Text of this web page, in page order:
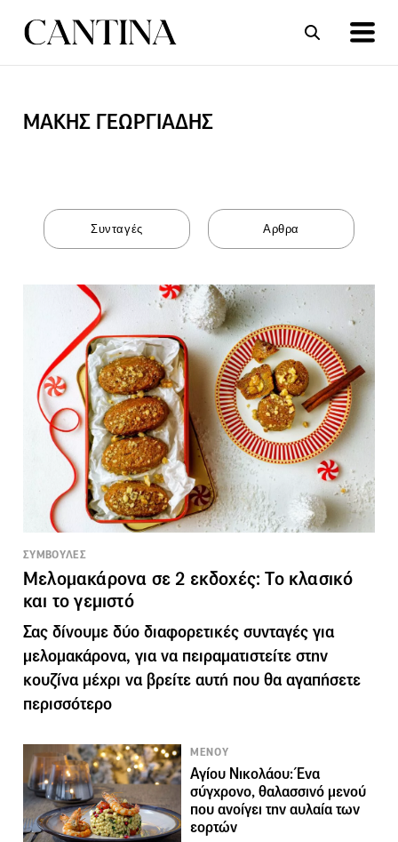
ΣΥΝΤΑΓΕΣ
ΜΑΚΗΣ ΓΕΩΡΓΙΑΔΗΣ
ΣΥΜΒΟΥΛΕΣ
Μελομακάρονα σε 2 εκδοχές: Το κλασικό
και το γεμιστό
Σας δίνουμε δύο διαφορετικές συνταγές για
μελομακάρονα, για να πειραματιστείτε στην
κουζίνα μέχρι να βρείτε αυτή που θα αγαπήσετε
περισσότερο
ΜΕΝΟΥ
Αγίου Νικολάου: Ένα
σύγχρονο, θαλασσινό μενού
που ανοίγει την αυλαία των
εορτών